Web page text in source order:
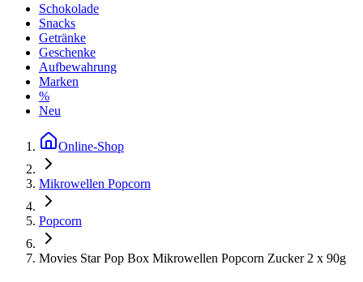
Schokolade
Snacks
Getränke
Geschenke
Aufbewahrung
Marken
%
Neu
Online-Shop
Mikrowellen Popcorn
Popcorn
Movies Star Pop Box Mikrowellen Popcorn Zucker 2 x 90g